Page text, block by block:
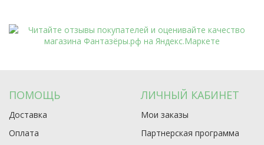
ПОМОЩЬ
Доставка
Оплата
ЛИЧНЫЙ КАБИНЕТ
Мои заказы
Партнерская программа